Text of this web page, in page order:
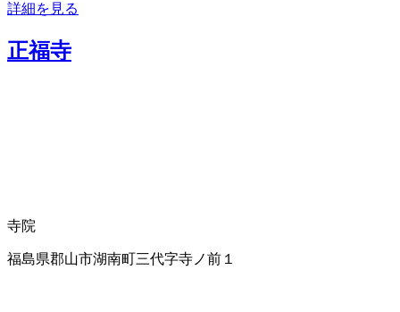
詳細を見る
正福寺
寺院
福島県郡山市湖南町三代字寺ノ前１